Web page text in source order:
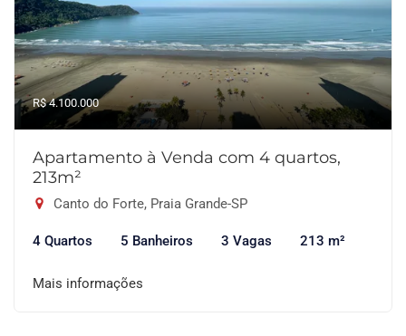
R$ 4.100.000
Apartamento à Venda com 4 quartos,
213m²
Canto do Forte, Praia Grande-SP
4 Quartos 5 Banheiros 3 Vagas 213 m²
Mais informações